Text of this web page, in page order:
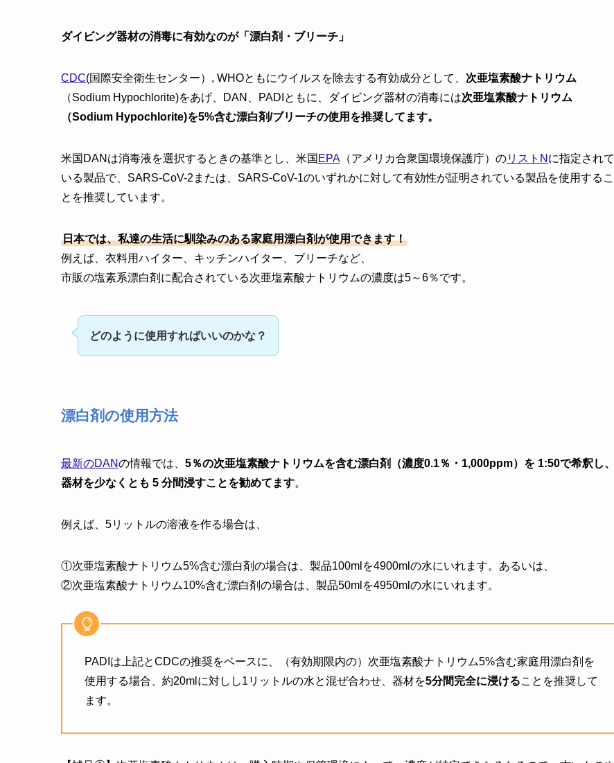
ダイビング器材の消毒に有効なのが「漂白剤・ブリーチ」
CDC(国際安全衛生センター）, WHOともにウイルスを除去する有効成分として、 次亜塩素酸ナトリウム
（Sodium Hypochlorite)をあげ、DAN、PADIともに、ダイビング器材の消毒には次亜塩素酸ナトリウム
（Sodium Hypochlorite)を5%含む漂白剤/ブリーチの使用を推奨してます。
米国DANは消毒液を選択するときの基準とし、米国 EPA （アメリカ合衆国環境保護庁）のリストN に指定されて
いる製品で、SARS-CoV-2または、SARS-CoV-1のいずれかに対して有効性が証明されている製品を使用するこ
とを推奨しています。
日本では、私達の生活に馴染みのある家庭用漂白剤が使用できます！
例えば、衣料用ハイター、キッチンハイター、ブリーチなど、
市販の塩素系漂白剤に配合されている次亜塩素酸ナトリウムの濃度は5～6％です。
どのように使用すればいいのかな？
漂白剤の使用方法
最新のDANの情報では、 5％の次亜塩素酸ナトリウムを含む漂白剤（濃度0.1％・1,000ppm）を 1:50で希釈し、
器材を少なくとも 5 分間浸すことを勧めてます。
例えば、5リットルの溶液を作る場合は、
①次亜塩素酸ナトリウム5%含む漂白剤の場合は、製品100mlを4900mlの水にいれます。あるいは、
②次亜塩素酸ナトリウム10%含む漂白剤の場合は、製品50mlを4950mlの水にいれます。
PADIは上記とCDCの推奨をベースに、（有効期限内の）次亜塩素酸ナトリウム5%含む家庭用漂白剤を
使用する場合、約20mlに対しし1リットルの水と混ぜ合わせ、器材を5分間完全に浸けることを推奨して
ます。